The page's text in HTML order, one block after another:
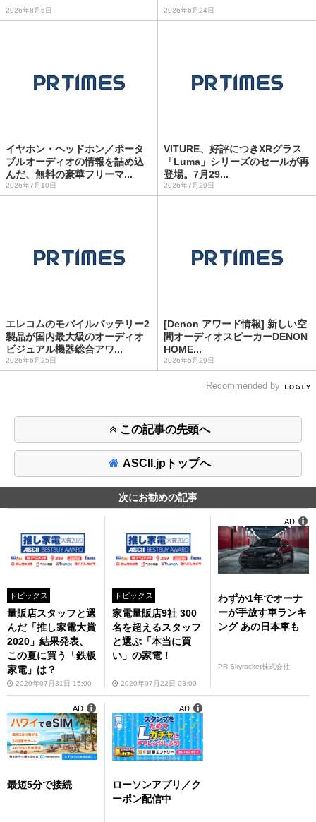
2026年8月6日 2026年6月24日
イヤホン・ヘッドホン／ポータ
ブルオーディオの情報を詰め込
んだ、無料の豪華フリーマ...
2026年7月10日
VITURE、好評につきXRグラス
「Luma」シリーズのセールが再
登場。7月29...
2026年7月29日
エレコムのモバイルバッテリー2
製品が国内最大級のオーディオ
ビジュアル機器総合アワ...
2026年6月25日
[Denon アワード情報] 新しい空
間オーディオスピーカーDENON
HOME...
2026年5月29日
Recommended by
この記事の先頭へ
ASCII.jpトップへ
次にお勧めの記事
トピックス
量販店スタッフと選
んだ「推し家電大賞
2020」結果発表、
この夏に買う「鉄板
家電」は？
2020年07月31日 15:00
トピックス
家電量販店9社 300
名を超えるスタッフ
と選ぶ「本当に買
い」の家電！
2020年07月22日 08:00
わずか1年でオーナ
ーが手放す車ランキ
ング あの日本車も
PR Skyrocket株式会社
AD
最短5分で接続
AD
ローソンアプリ／ク
ーポン配信中
AD